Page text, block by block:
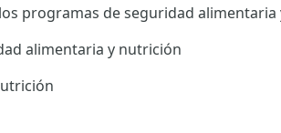
programas de seguridad
alimentaria y nutrición